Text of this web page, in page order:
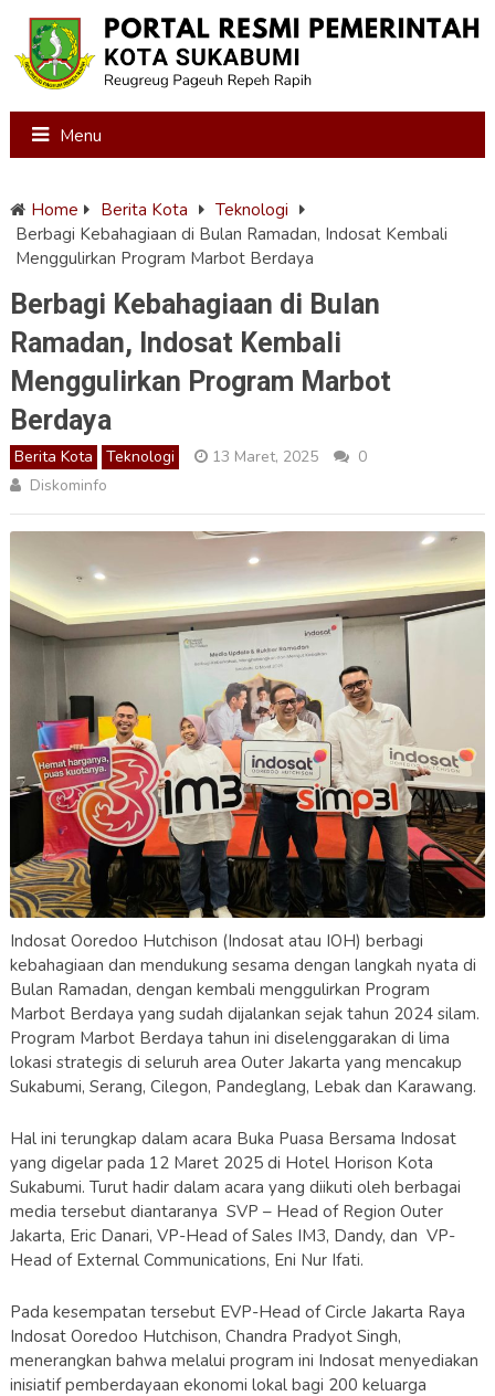
Menu
Home Berita Kota
Teknologi
Berbagi Kebahagiaan di Bulan Ramadan, Indosat Kembali
Menggulirkan Program Marbot Berdaya
Berbagi Kebahagiaan di Bulan
Ramadan, Indosat Kembali
Menggulirkan Program Marbot
Berdaya
Berita Kota Teknologi 13 Maret, 2025
0
Diskominfo
Indosat Ooredoo Hutchison (Indosat atau IOH) berbagi
kebahagiaan dan mendukung sesama dengan langkah nyata di
Bulan Ramadan, dengan kembali menggulirkan Program
Marbot Berdaya yang sudah dijalankan sejak tahun 2024 silam.
Program Marbot Berdaya tahun ini diselenggarakan di lima
lokasi strategis di seluruh area Outer Jakarta yang mencakup
Sukabumi, Serang, Cilegon, Pandeglang, Lebak dan Karawang.
Hal ini terungkap dalam acara Buka Puasa Bersama Indosat
yang digelar pada 12 Maret 2025 di Hotel Horison Kota
Sukabumi. Turut hadir dalam acara yang diikuti oleh berbagai
media tersebut diantaranya SVP – Head of Region Outer
Jakarta, Eric Danari, VP-Head of Sales IM3, Dandy, dan VP-
Head of External Communications, Eni Nur Ifati.
Pada kesempatan tersebut EVP-Head of Circle Jakarta Raya
Indosat Ooredoo Hutchison, Chandra Pradyot Singh,
menerangkan bahwa melalui program ini Indosat menyediakan
inisiatif pemberdayaan ekonomi lokal bagi 200 keluarga